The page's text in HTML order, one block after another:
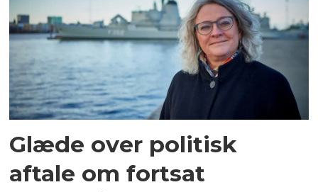
Glæde over politisk
aftale om fortsat